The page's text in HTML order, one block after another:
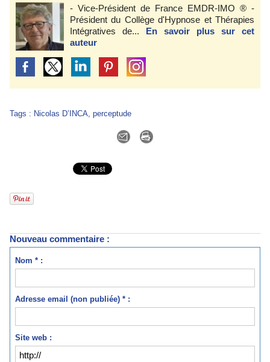
- Vice-Président de France EMDR-IMO ® -
Président du Collège d'Hypnose et Thérapies
Intégratives de... En savoir plus sur cet
auteur
Tags : Nicolas D’INCA, perceptude
Nouveau commentaire :
Nom * :
Adresse email (non publiée) * :
Site web :